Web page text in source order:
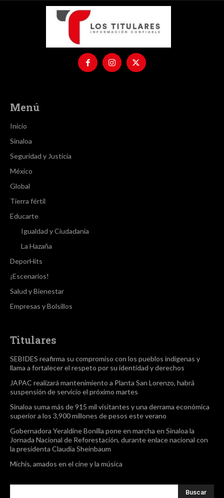
Menú
Inicio
Sinaloa
Seguridad y Justicia
México
Global
Tierra fértil
Educarte
Igualdad y Ciudadanía
La Hazaña
DeporHits
¡Escenarios!
Salud y Bienestar
Empresas y Bolsillos
Titulares
SEBIDES reafirma su compromiso con los pueblos indígenas y
llama a fortalecer el respeto por su identidad y derechos
JAPAC realizará mantenimiento a Planta San Lorenzo, habrá
suspensión de servicio el próximo martes
Sinaloa suma más de 915 mil visitantes y una derrama económica
superior a los 3,900 millones de pesos este verano
Gobernadora Yeraldine Bonilla pone en marcha en Sinaloa la
Jornada Nacional de Reforestación, durante enlace nacional con
la presidenta Claudia Sheinbaum
Michis, amados en el cine y la música
Buscar